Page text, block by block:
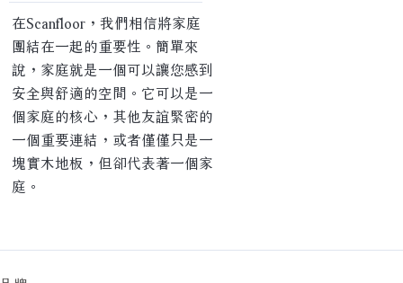
在Scanfloor，我們相信將家庭
團結在一起的重要性。簡單來
說，家庭就是一個可以讓您感到
安全與舒適的空間。它可以是一
個家庭的核心，其他友誼緊密的
一個重要連結，或者僅僅只是一
塊實木地板，但卻代表著一個家
庭。